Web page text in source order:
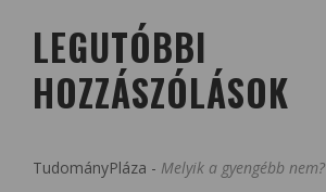
LEGUTÓBBI
HOZZÁSZÓLÁSOK
TudományPláza - Melyik a gyengébb nem?